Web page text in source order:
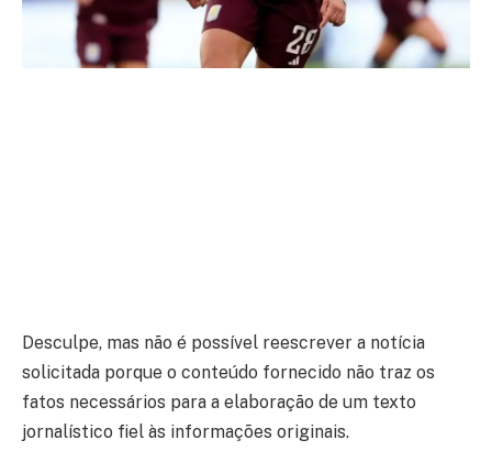
Desculpe, mas não é possível reescrever a notícia
solicitada porque o conteúdo fornecido não traz os
fatos necessários para a elaboração de um texto
jornalístico fiel às informações originais.